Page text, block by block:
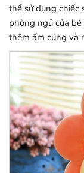
thể sử dụng chiếc
phòng ngủ của
thêm ấm cúng và